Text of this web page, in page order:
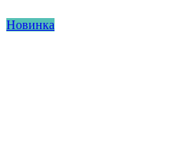
Новинка